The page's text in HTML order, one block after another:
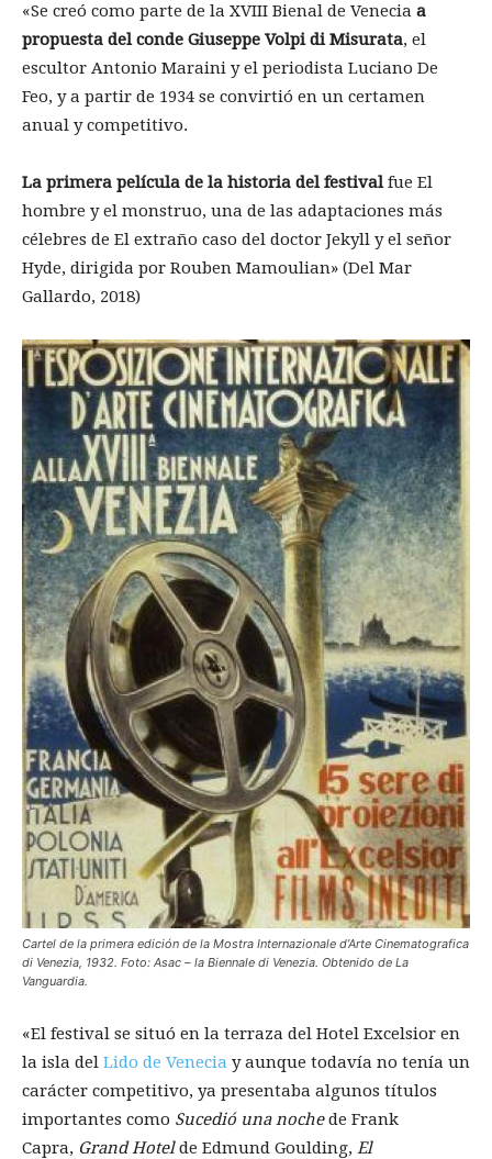
«Se creó como parte de la XVIII Bienal de Venecia a
propuesta del conde Giuseppe Volpi di Misurata, el
escultor Antonio Maraini y el periodista Luciano De
Feo, y a partir de 1934 se convirtió en un certamen
anual y competitivo.
La primera película de la historia del festivalfue El
hombre y el monstruo, una de las adaptaciones más
célebres de El extraño caso del doctor Jekyll y el señor
Hyde, dirigida por Rouben Mamoulian» (Del Mar
Gallardo, 2018)
Cartel de la primera edición de la Mostra Internazionale d’Arte Cinematografica
di Venezia, 1932. Foto: Asac – la Biennale di Venezia. Obtenido de La
Vanguardia.
«El festival se situó en la terraza del Hotel Excelsior en
la isla del Lido de Venecia y aunque todavía no tenía un
carácter competitivo, ya presentaba algunos títulos
importantes como Sucedió una nochede Frank
Capra, Grand Hotelde Edmund Goulding, El